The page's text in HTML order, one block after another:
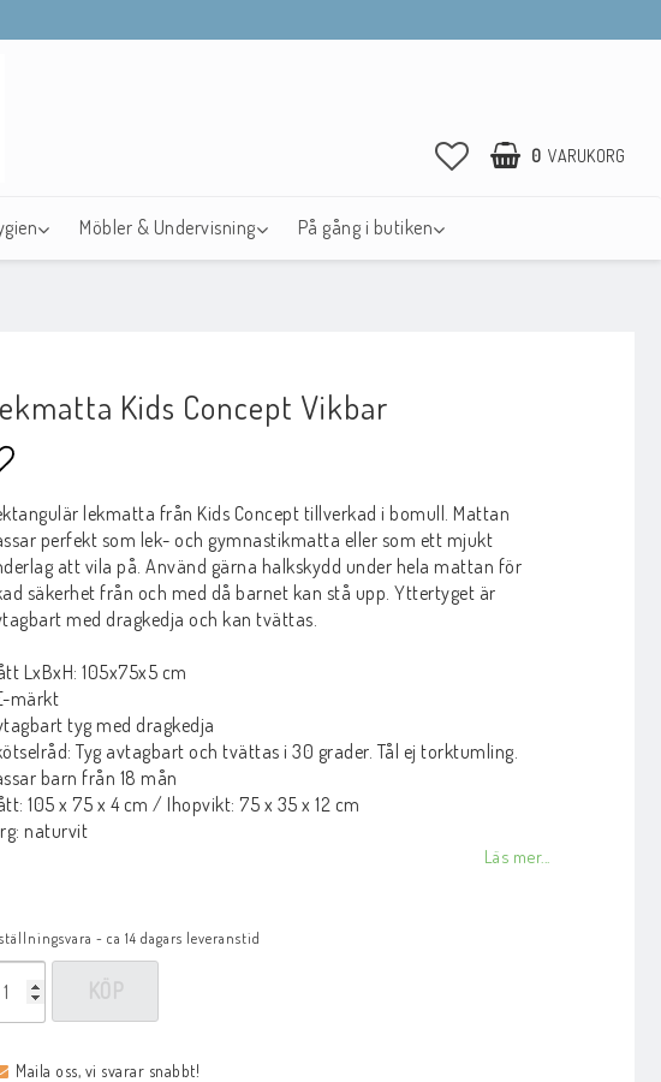
0 VARUKORG
Möbler & Undervisning På gång i butiken
Kids Concept Vikbar
till i favoritlistan
lekmatta från Kids Concept tillverkad i bomull. Mattan
perfekt som lek- och gymnastikmatta eller som ett mjukt
att vila på. Använd gärna halkskydd under hela mattan för
säkerhet från och med då barnet kan stå upp. Yttertyget är
med dragkedja och kan tvättas.
LxBxH: 105x75x5 cm
märkt
tyg med dragkedja
Tyg avtagbart och tvättas i 30 grader. Tål ej torktumling.
barn från 18 mån
105 x 75 x 4 cm / Ihopvikt: 75 x 35 x 12 cm
naturvit
Läs mer...
- ca 14 dagars leveranstid
KÖP
Maila oss, vi svarar snabbt!